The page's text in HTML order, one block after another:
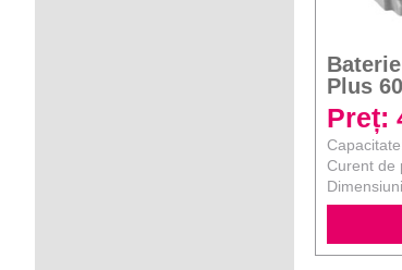
Plus
Preț:
Curent de